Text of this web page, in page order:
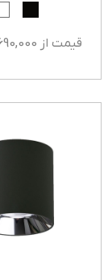
قیمت از 4,690,000 تومان